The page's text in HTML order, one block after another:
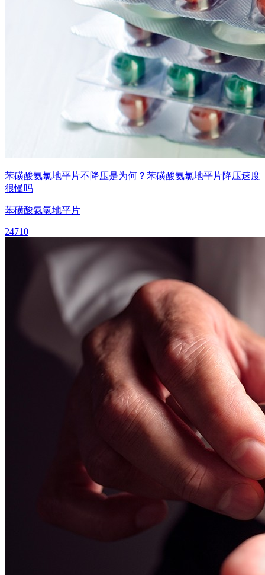
苯磺酸氨氯地平片不降压是为何？苯磺酸氨氯地平片降压速度
很慢吗
苯磺酸氨氯地平片
24710